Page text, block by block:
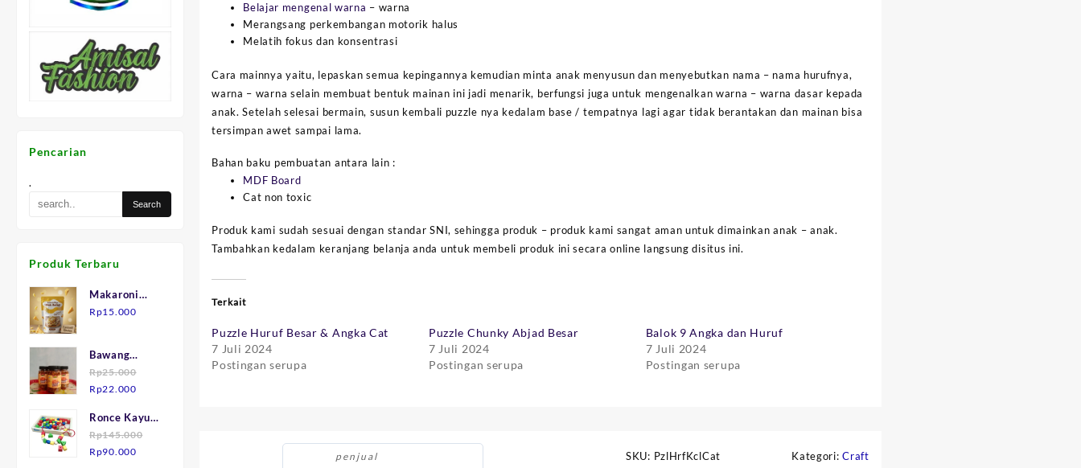
Pencarian
.
Produk Terbaru
Makaroni
Keju "Mak
Rp15.000
Bawang
Goreng asli
Brebes.
Rp25.000
Harga
adalah:
Rp25.000.
Rp22.000Harga
ini
adalah:
Rp22.000.
Ronce Kayu
isi 75
Rp145.000
Harga
Rp90.000Harga
Belajar mengenal warna – warna
Merangsang perkembangan motorik halus
Melatih fokus dan konsentrasi
Cara mainnya yaitu, lepaskan semua kepingannya kemudian minta anak menyusun dan menyebutkan nama – nama hurufnya,
warna – warna selain membuat bentuk mainan ini jadi menarik, berfungsi juga untuk mengenalkan warna – warna dasar kepada
anak. Setelah selesai bermain, susun kembali puzzle nya kedalam base / tempatnya lagi agar tidak berantakan dan mainan bisa
tersimpan awet sampai lama.
Bahan baku pembuatan antara lain :
MDF Board
Cat non toxic
Produk kami sudah sesuai dengan standar SNI, sehingga produk – produk kami sangat aman untuk dimainkan anak – anak.
Tambahkan kedalam keranjang belanja anda untuk membeli produk ini secara online langsung disitus ini.
Terkait
Puzzle Huruf Besar & Angka Cat
7 Juli 2024
Postingan serupa
Puzzle Chunky Abjad Besar
7 Juli 2024
Postingan serupa
Balok 9 Angka dan Huruf
7 Juli 2024
Postingan serupa
penjual SKU: PzlHrfKclCat Kategori:Craft